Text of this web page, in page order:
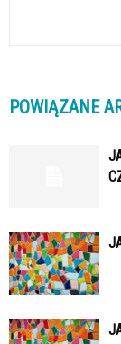
POWIĄZANE